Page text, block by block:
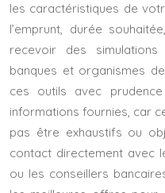
les caractéristiques de
l’emprunt, durée
recevoir des
banques et organismes
ces outils avec
informations fournies, car
pas être exhaustifs ou
contact directement avec
ou les conseillers